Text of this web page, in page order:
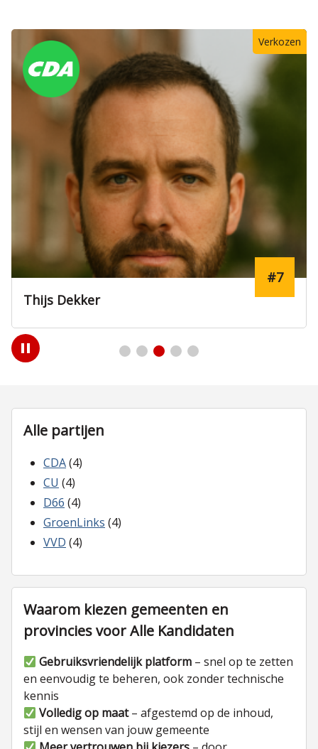
Verkozen
Thijs Dekker
#7
Play
/
Alle partijen
CDA(4)
CU (4)
D66 (4)
GroenLinks (4)
VVD (4)
Waarom kiezen gemeenten en
provincies voor Alle Kandidaten
Gebruiksvriendelijk platform – snel op te zetten
en eenvoudig te beheren, ook zonder technische
kennis
Volledig op maat– afgestemd op de inhoud,
stijl en wensen van jouw gemeente